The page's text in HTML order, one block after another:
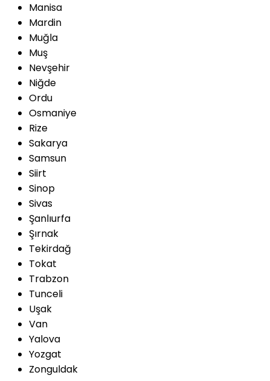
Manisa
Mardin
Muğla
Muş
Nevşehir
Niğde
Ordu
Osmaniye
Rize
Sakarya
Samsun
Siirt
Sinop
Sivas
Şanlıurfa
Şırnak
Tekirdağ
Tokat
Trabzon
Tunceli
Uşak
Van
Yalova
Yozgat
Zonguldak